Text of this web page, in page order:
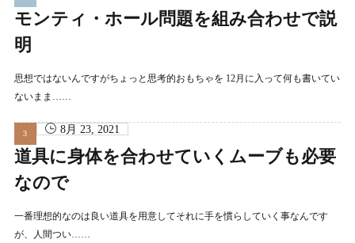
モンティ・ホール問題を組み合わせで説
明
思想ではないんですがちょっと思考的おもちゃを 12月に入って何も書いてい
ないまま……
8月 23, 2021
道具に身体を合わせていくムーブも必要
なので
一番理想的なのは良い道具を用意してそれに手を慣らしていく事なんです
が、人間つい……